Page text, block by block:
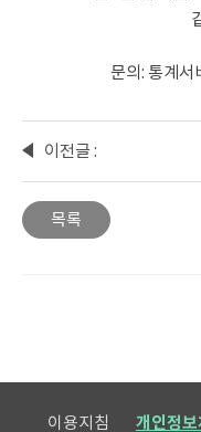
문의: 통계
이전글 :
가계생
산위성
계정
목록
이용지침 개인정